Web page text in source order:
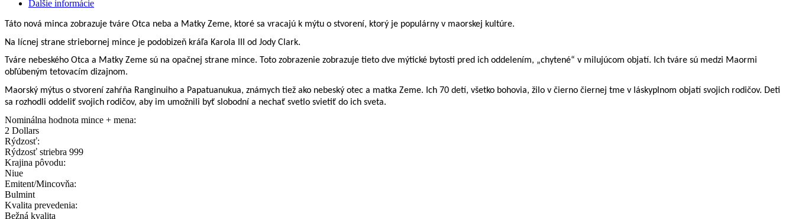
Ďalšie informácie
Táto nová minca zobrazuje tváre Otca neba a Matky Zeme, ktoré sa vracajú k mýtu o stvorení, ktorý je populárny v maorskej kultúre.
Na lícnej strane striebornej mince je podobizeň kráľa Karola III od Jody Clark.
Tváre nebeského Otca a Matky Zeme sú na opačnej strane mince. Toto zobrazenie zobrazuje tieto dve mýtické bytosti pred ich oddelením, „chytené“ v milujúcom objatí. Ich tváre sú medzi Maormi
obľúbeným tetovacím dizajnom.
Maorský mýtus o stvorení zahŕňa Ranginuiho a Papatuanukua, známych tiež ako nebeský otec a matka Zeme. Ich 70 detí, všetko bohovia, žilo v čierno čiernej tme v láskyplnom objatí svojich rodičov. Deti
sa rozhodli oddeliť svojich rodičov, aby im umožnili byť slobodní a nechať svetlo svietiť do ich sveta.
Nominálna hodnota mince + mena:
2 Dollars
Rýdzosť:
Rýdzosť striebra 999
Krajina pôvodu:
Niue
Emitent/Mincovňa:
Bulmint
Kvalita prevedenia:
Bežná kvalita